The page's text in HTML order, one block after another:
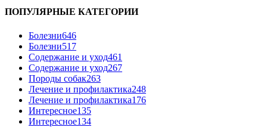
ПОПУЛЯРНЫЕ КАТЕГОРИИ
Болезни646
Болезни517
Содержание и уход461
Содержание и уход267
Породы собак263
Лечение и профилактика248
Лечение и профилактика176
Интересное135
Интересное134